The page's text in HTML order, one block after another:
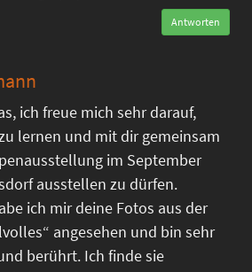
Antworten
ich freue mich sehr darauf,
lernen und mit dir gemeinsam
im September
ausstellen zu dürfen.
ich mir deine Fotos aus der
angesehen und bin sehr
berührt. Ich finde sie